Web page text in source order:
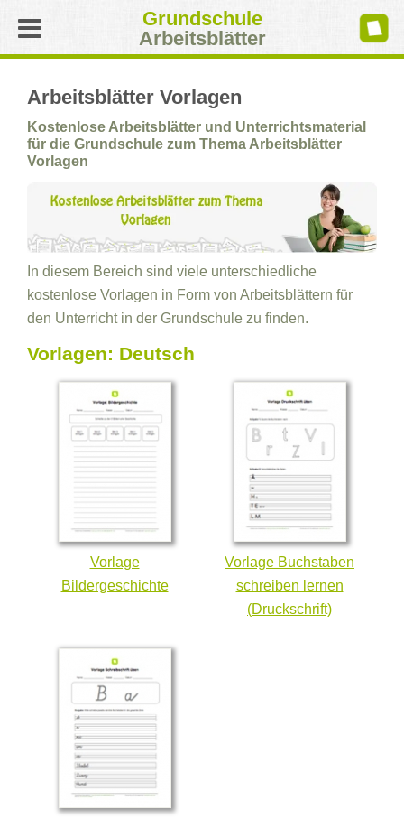
Grundschule
Arbeitsblätter
Arbeitsblätter Vorlagen
Kostenlose Arbeitsblätter und Unterrichtsmaterial
für die Grundschule zum Thema Arbeitsblätter
Vorlagen
In diesem Bereich sind viele unterschiedliche
kostenlose Vorlagen in Form von Arbeitsblättern für
den Unterricht in der Grundschule zu finden.
Vorlagen: Deutsch
Vorlage
Bildergeschichte
Vorlage Buchstaben
schreiben lernen
(Druckschrift)